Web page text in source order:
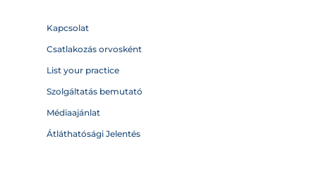
Kapcsolat
Csatlakozás orvosként
List your practice
Szolgáltatás bemutató
Médiaajánlat
Átláthatósági Jelentés